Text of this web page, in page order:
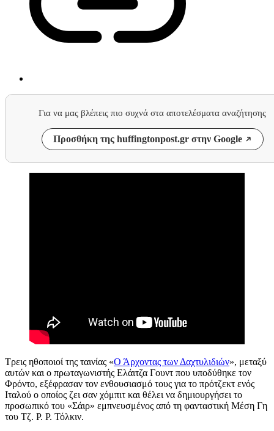
Για να μας βλέπεις πιο συχνά στα αποτελέσματα αναζήτησης
Προσθήκη της huffingtonpost.gr στην Google
Τρεις ηθοποιοί της ταινίας «Ο Άρχοντας των Δαχτυλιδιών», μεταξύ
αυτών και ο πρωταγωνιστής Ελάιτζα Γουντ που υποδύθηκε τον
Φρόντο, εξέφρασαν τον ενθουσιασμό τους για το πρότζεκτ ενός
Ιταλού ο οποίος ζει σαν χόμπιτ και θέλει να δημιουργήσει το
προσωπικό του «Σάιρ» εμπνευσμένος από τη φανταστική Μέση Γη
του Τζ. Ρ. Ρ. Τόλκιν.